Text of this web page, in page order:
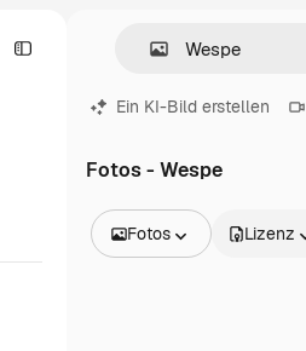
Ein KI-Bild erstellen
Fotos - Wespe
Fotos Lizenz